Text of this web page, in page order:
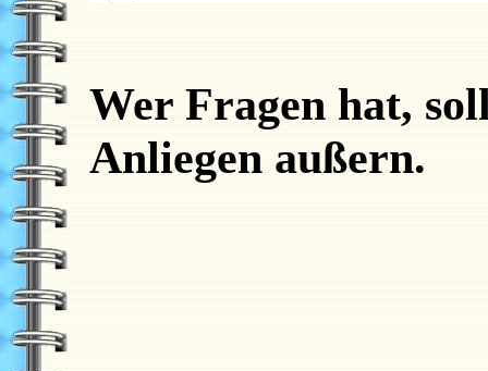
Wer Fragen hat,
Anliegen außern.